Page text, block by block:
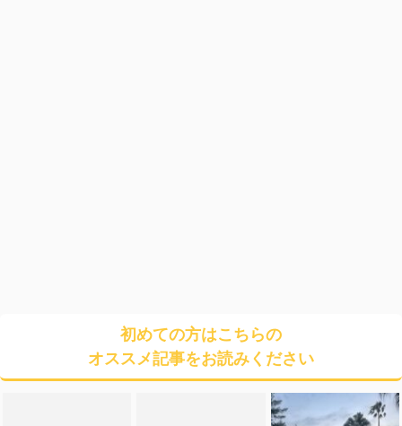
初めての方はこちらの
オススメ記事をお読みください